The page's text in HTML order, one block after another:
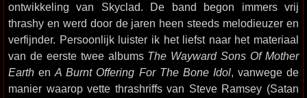
ontwikkeling van Skyclad. De band begon immers vrij
thrashy en werd door de jaren heen steeds melodieuzer en
verfijnder. Persoonlijk luister ik het liefst naar het materiaal
van de eerste twee albums The Wayward Sons Of Mother
Earth enA Burnt Offering For The Bone Idol, vanwege de
manier waarop vette thrashriffs van Steve Ramsey (Satan